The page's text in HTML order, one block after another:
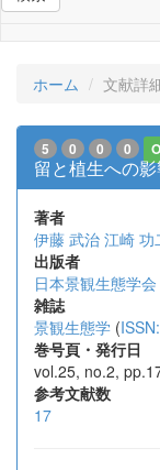
ホーム 文献詳
5 0 0 0
留と植生への
著者
伊藤 武治 江崎 功
出版者
日本景観生態学会
雑誌
景観生態学 (
巻号頁・発行日
vol.25, no.2,
参考文献数
17